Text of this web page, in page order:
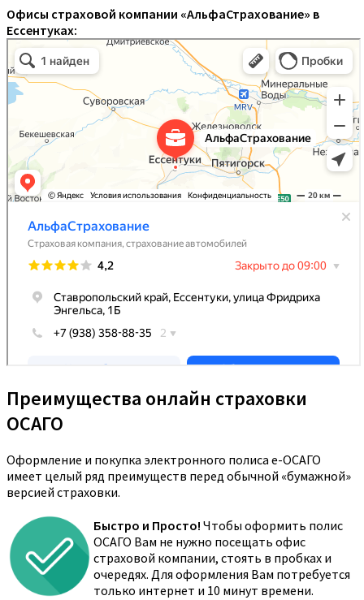
Офисы страховой компании «АльфаСтрахование» в
Ессентуках:
Преимущества онлайн страховки
ОСАГО
Оформление и покупка электронного полиса е-ОСАГО
имеет целый ряд преимуществ перед обычной «бумажной»
версией страховки.
Быстро и Просто! Чтобы оформить полис
ОСАГО Вам не нужно посещать офис
страховой компании, стоять в пробках и
очередях. Для оформления Вам потребуется
только интернет и 10 минут времени.